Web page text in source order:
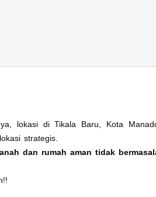
lokasi di Tikala Baru, Kota
strategis.
dan rumah aman tidak